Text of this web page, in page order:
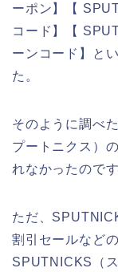
ーポン】【
コード】【
ーンコード】と
た。
そのように調べ
プートニクス）
れなかったので
ただ、
割引セールなど
SPUTNICKS（